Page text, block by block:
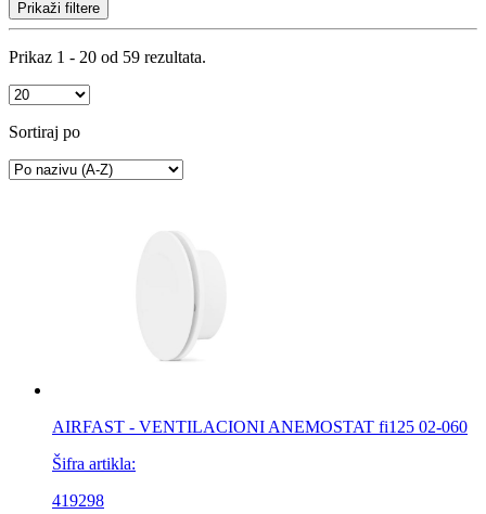
Prikaži filtere
Prikaz 1 - 20 od 59 rezultata.
Sortiraj po
AIRFAST - VENTILACIONI ANEMOSTAT fi125 02-060
Šifra artikla:
419298